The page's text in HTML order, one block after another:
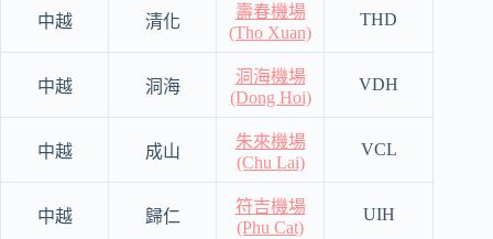
中越 清化
壽春機場
(Tho Xuan)
THD
中越 洞海
洞海機場
(Dong Hoi)
VDH
中越 成山
朱來機場
(Chu Lai)
VCL
中越 歸仁
符吉機場
(Phu Cat)
UIH